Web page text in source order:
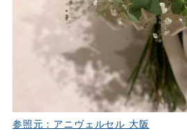
参照元：アニヴェルセル 大阪